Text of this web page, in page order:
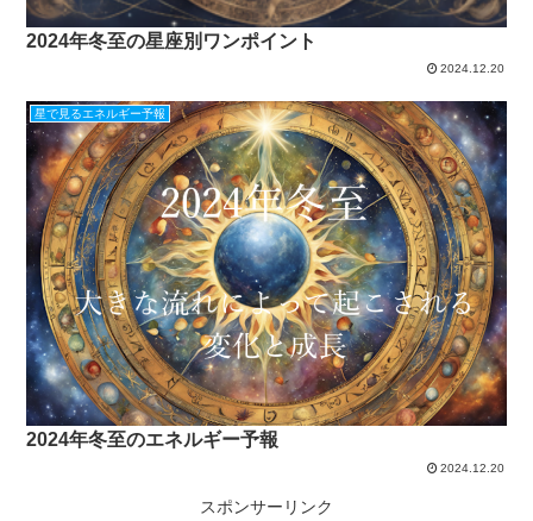
2024年冬至の星座別ワンポイント
2024.12.20
星で見るエネルギー予報
2024年冬至のエネルギー予報
2024.12.20
スポンサーリンク